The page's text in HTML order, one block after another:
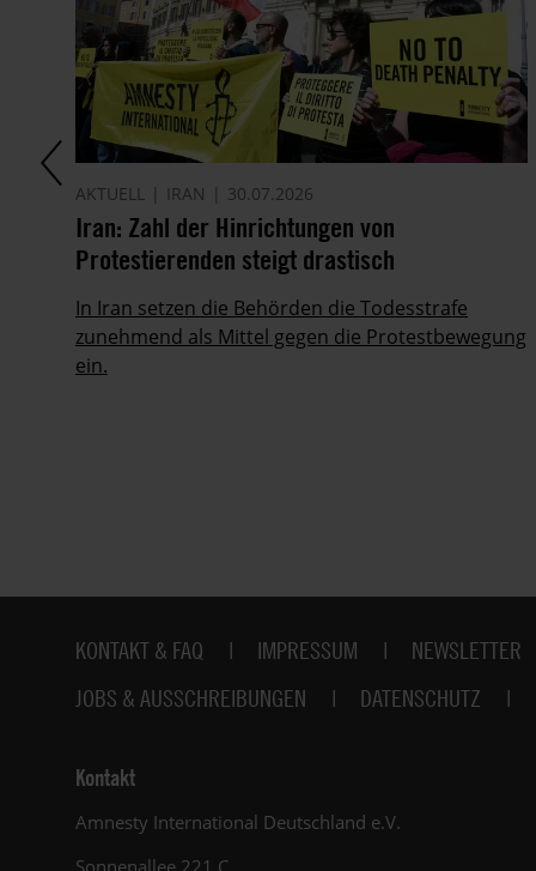
AKTUELL IRAN 30.07.2026
Iran: Zahl der Hinrichtungen von
Protestierenden steigt drastisch
In Iran setzen die Behörden die Todesstrafe
zunehmend als Mittel gegen die Protestbewegung
ein.
Fußbereich
KONTAKT & FAQ IMPRESSUM NEWSLETTER
JOBS & AUSSCHREIBUNGEN
DATENSCHUTZ
Kontakt
Amnesty International Deutschland e.V.
Sonnenallee 221 C